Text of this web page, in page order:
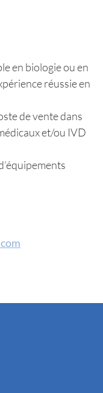
en biologie ou en
réussie en
de vente dans
et/ou IVD